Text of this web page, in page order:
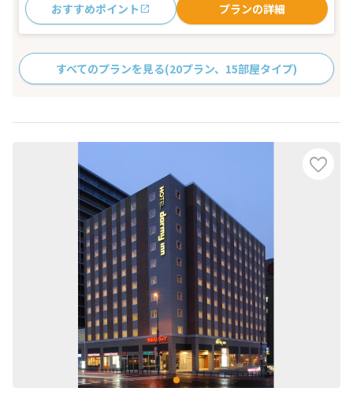
おすすめポイント プランの詳細
すべてのプランを見る(20プラン、15部屋タイプ)